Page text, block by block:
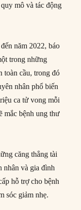
mô và tác động
năm 2022, báo
trong những
toàn cầu, trong đó
nhân phổ biến
ca tử vong mỗi
mắc bệnh ung thư
căng thẳng tài
nhân và gia đình
hỗ trợ cho bệnh
sóc giảm nhẹ.